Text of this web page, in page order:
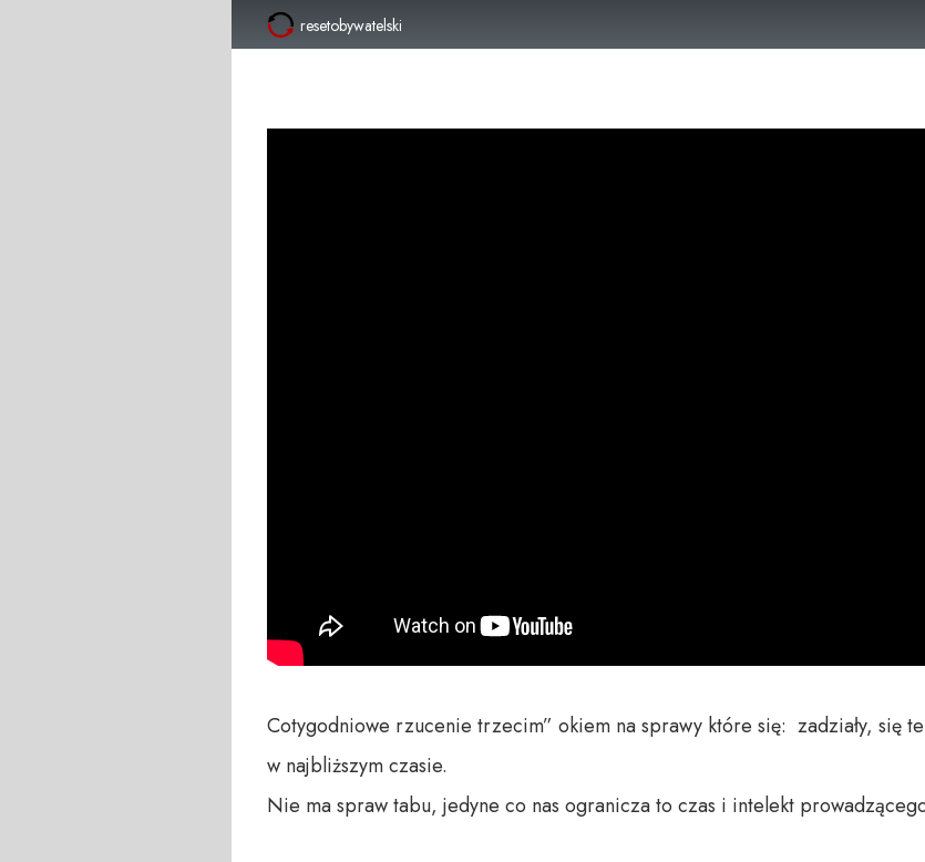
resetobywatelski
Cotygodniowe rzucenie trzecim” okiem na sprawy które się:  zadziały, się
w najbliższym czasie.
Nie ma spraw tabu, jedyne co nas ogranicza to czas i intelekt